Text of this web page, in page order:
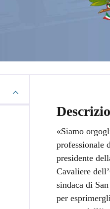
«Siamo
professionale
presidente
Cavaliere
sindaca di
per